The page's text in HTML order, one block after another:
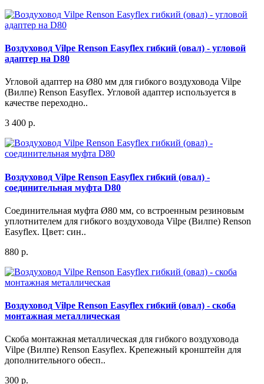
Воздуховод Vilpe Renson Easyflex гибкий (овал) - угловой
адаптер на D80
Угловой адаптер на Ø80 мм для гибкого воздуховода Vilpe
(Вилпе) Renson Easyflex. Угловой адаптер используется в
качестве переходно..
3 400 р.
Воздуховод Vilpe Renson Easyflex гибкий (овал) -
соединительная муфта D80
Соединительная муфта Ø80 мм, со встроенным резиновым
уплотнителем для гибкого воздуховода Vilpe (Вилпе) Renson
Easyflex. Цвет: син..
880 р.
Воздуховод Vilpe Renson Easyflex гибкий (овал) - скоба
монтажная металлическая
Скоба монтажная металлическая для гибкого воздуховода
Vilpe (Вилпе) Renson Easyflex. Крепежный кронштейн для
дополнительного обесп..
300 р.